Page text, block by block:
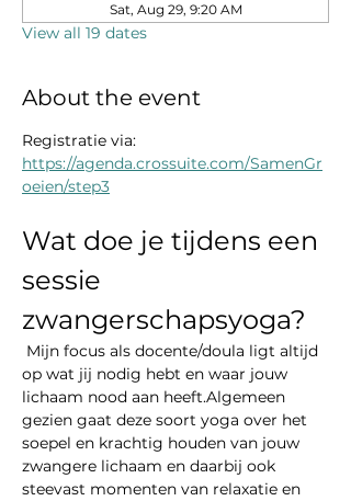
Sat, Aug 29, 9:20 AM
View all 19 dates
About the event
Registratie via:
https://agenda.crossuite.com/SamenGr
oeien/step3
Wat doe je tijdens een
sessie
zwangerschapsyoga?
Mijn focus als docente/doula ligt altijd
op wat jij nodig hebt en waar jouw
lichaam nood aan heeft.Algemeen
gezien gaat deze soort yoga over het
soepel en krachtig houden van jouw
zwangere lichaam en daarbij ook
steevast momenten van relaxatie en